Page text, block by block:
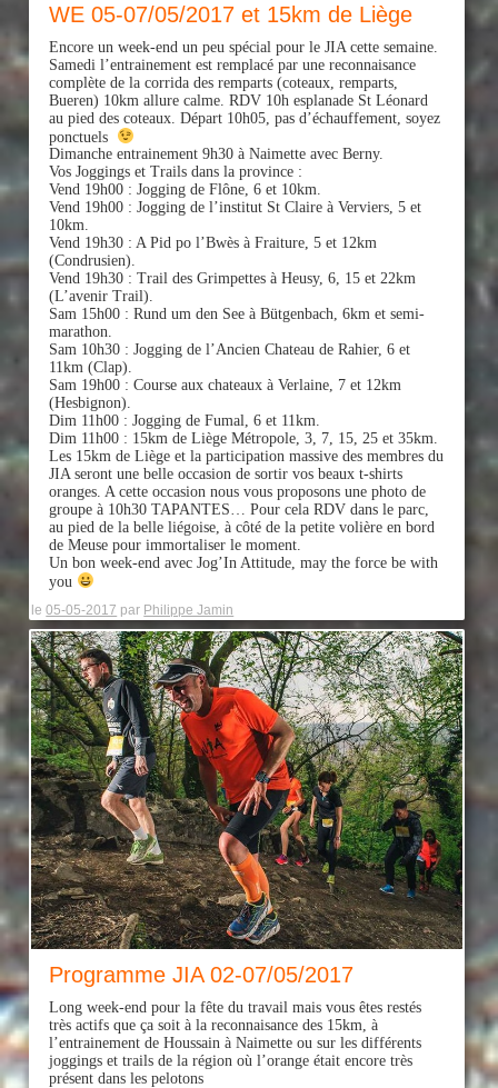
WE 05-07/05/2017 et 15km de Liège
Encore un week-end un peu spécial pour le JIA cette semaine.
Samedi l’entrainement est remplacé par une reconnaisance
complète de la corrida des remparts (coteaux, remparts,
Bueren) 10km allure calme. RDV 10h esplanade St Léonard
au pied des coteaux. Départ 10h05, pas d’échauffement, soyez
ponctuels
Dimanche entrainement 9h30 à Naimette avec Berny.
Vos Joggings et Trails dans la province :
Vend 19h00 : Jogging de Flône, 6 et 10km.
Vend 19h00 : Jogging de l’institut St Claire à Verviers, 5 et
10km.
Vend 19h30 : A Pid po l’Bwès à Fraiture, 5 et 12km
(Condrusien).
Vend 19h30 : Trail des Grimpettes à Heusy, 6, 15 et 22km
(L’avenir Trail).
Sam 15h00 : Rund um den See à Bütgenbach, 6km et semi-
marathon.
Sam 10h30 : Jogging de l’Ancien Chateau de Rahier, 6 et
11km (Clap).
Sam 19h00 : Course aux chateaux à Verlaine, 7 et 12km
(Hesbignon).
Dim 11h00 : Jogging de Fumal, 6 et 11km.
Dim 11h00 : 15km de Liège Métropole, 3, 7, 15, 25 et 35km.
Les 15km de Liège et la participation massive des membres du
JIA seront une belle occasion de sortir vos beaux t-shirts
oranges. A cette occasion nous vous proposons une photo de
groupe à 10h30 TAPANTES… Pour cela RDV dans le parc,
au pied de la belle liégoise, à côté de la petite volière en bord
de Meuse pour immortaliser le moment.
Un bon week-end avec Jog’In Attitude, may the force be with
you
le05-05-2017 par Philippe Jamin
Programme JIA 02-07/05/2017
Long week-end pour la fête du travail mais vous êtes restés
très actifs que ça soit à la reconnaisance des 15km, à
l’entrainement de Houssain à Naimette ou sur les différents
joggings et trails de la région où l’orange était encore très
présent dans les pelotons